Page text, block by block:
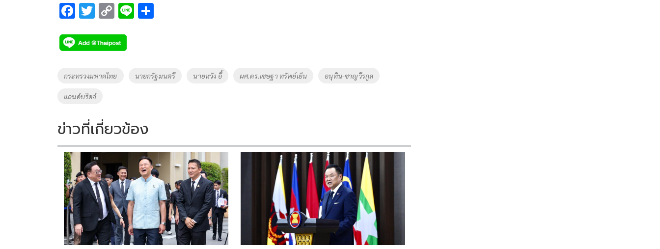
F
e
b
o
o
k
T
tt
er
C
p
y
Li
Li
Tags
กระทรวงมหาดไทย นายกรัฐมนตรี นายหวัง อี้ ผศ.ดร.เชษฐา ทรัพย์เย็น อนุทิน-ชาญวีรกูล
แลนด์บริดจ์
ข่าวที่เกี่ยวข้อง